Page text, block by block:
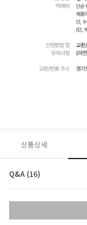
상품상세
Q&A (16)